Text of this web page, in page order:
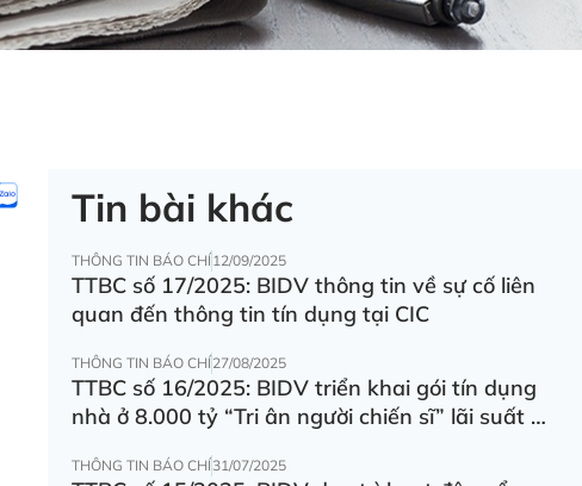
Tin bài khác
THÔNG TIN BÁO CHÍ12/09/2025
TTBC số 17/2025: BIDV thông tin về sự cố liên
quan đến thông tin tín dụng tại CIC
THÔNG TIN BÁO CHÍ27/08/2025
TTBC số 16/2025: BIDV triển khai gói tín dụng
nhà ở 8.000 tỷ “Tri ân người chiến sĩ” lãi suất ưu
THÔNG TIN BÁO CHÍ31/07/2025